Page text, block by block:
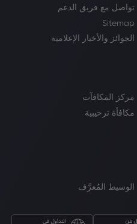
تواصل مع فريق الدعم
Sitemap
الجوائز والأخبار الإعلامية
مركز المكافآت
مكافأة ترحيبية
الوسيط المُعرَّف